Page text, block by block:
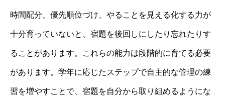
時間配分、優先順位づけ、やることを見える化する力が
十分育っていないと、宿題を後回しにしたり忘れたりす
ることがあります。これらの能力は段階的に育てる必要
があります。学年に応じたステップで自主的な管理の練
習を増やすことで、宿題を自分から取り組めるようにな